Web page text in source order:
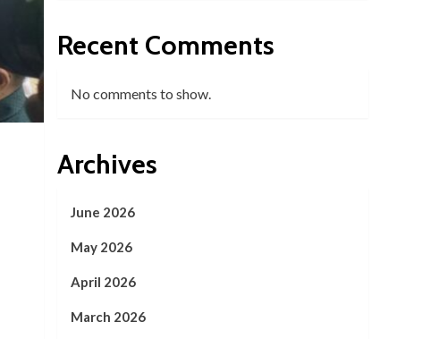
Recent Comments
No comments to show.
Archives
June 2026
May 2026
April 2026
March 2026